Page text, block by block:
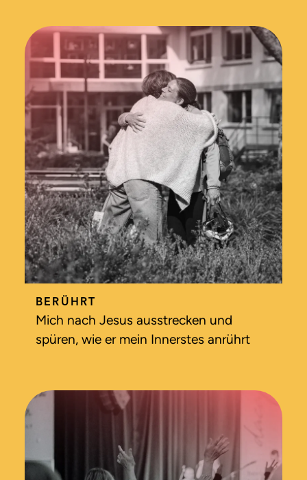
BERÜHRT
Mich nach Jesus ausstrecken und
spüren, wie er mein Innerstes anrührt